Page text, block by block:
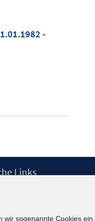
-
Links
zur Barrierefreiheit
wir sogenannte Cookies ein.